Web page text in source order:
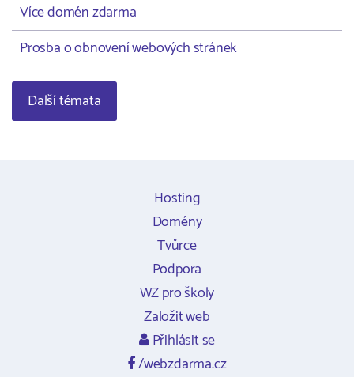
Více domén zdarma
Prosba o obnovení webových stránek
Další témata
Hosting
Domény
Tvůrce
Podpora
WZ pro školy
Založit web
Přihlásit se
/webzdarma.cz